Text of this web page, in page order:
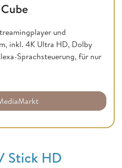
und
inkl. 4K Ultra HD, Dolby
Sprachsteuerung, für nur
Stick HD